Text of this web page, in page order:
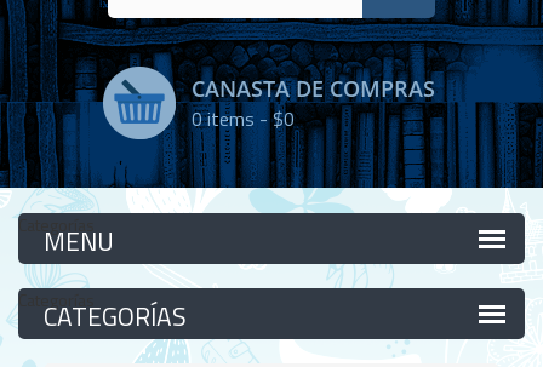
CANASTA DE COMPRAS
0items -$0
Categorías
Categorías